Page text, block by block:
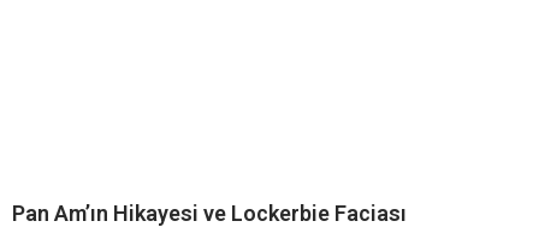
Pan Am’ın Hikayesi ve Lockerbie Faciası